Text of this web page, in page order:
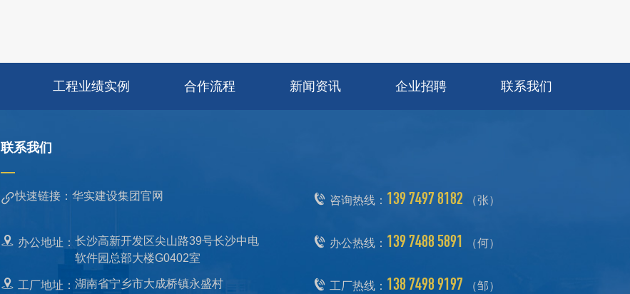
工程业绩实例 合作流程 新闻资讯 企业招聘 联系我们
联系我们
快速链接：华实建设集团官网
办公地址： 长沙高新开发区尖山路39号长沙中电
软件园总部大楼G0402室
工厂地址： 湖南省宁乡市大成桥镇永盛村
咨询热线： 139 7497 8182 （张）
办公热线： 139 7488 5891 （何）
工厂热线： 138 7498 9197 （邹）